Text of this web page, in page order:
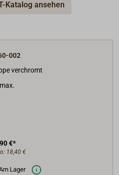
Katalog ansehen
002
verchromt
€*
18,40 €
Lager